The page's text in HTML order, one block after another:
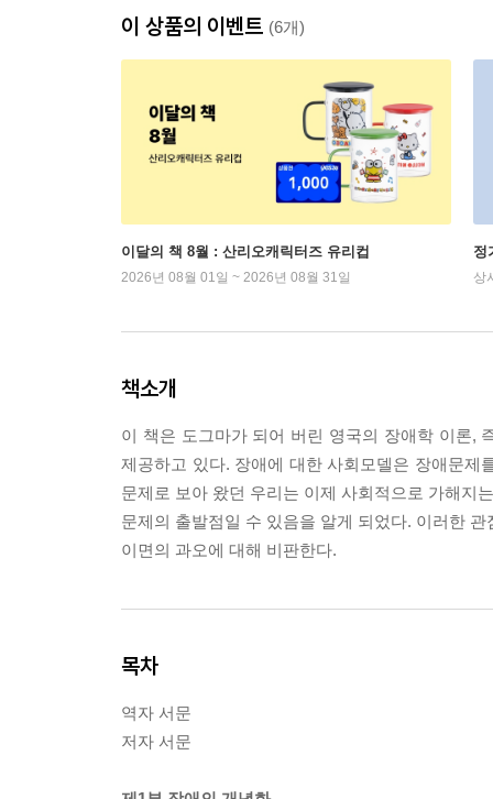
이 상품의 이벤트 (6개)
이달의 책 8월 : 산리오캐릭터즈 유리컵
2026년 08월 01일 ~ 2026년 08월 31일
정
상
책소개
이 책은 도그마가 되어 버린 영국의 장애학 이론,
제공하고 있다. 장애에 대한 사회모델은 장애문제
문제로 보아 왔던 우리는 이제 사회적으로 가해지
문제의 출발점일 수 있음을 알게 되었다. 이러한
이면의 과오에 대해 비판한다.
목차
역자 서문
저자 서문